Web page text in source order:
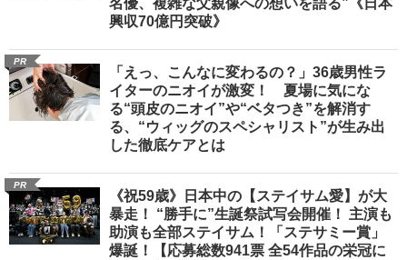
名優、複雑な父親像への想いを語る”《日本
興収70億円突破》
PR
「えっ、こんなに変わるの？」36歳男性ラ
イターのニオイが激変！ 夏場に気にな
る“頭皮のニオイ”や“ベタつき”を解消す
る、“ウィッグのスペシャリスト”が生み出
した徹底ケアとは
PR
《祝59歳》日本中の【ステイサム愛】が大
暴走！ “勝手に”生誕祭試写会開催！ 主演も
助演も全部ステイサム！「ステサミー賞」
爆誕！【応募総数941票 全54作品の栄冠に